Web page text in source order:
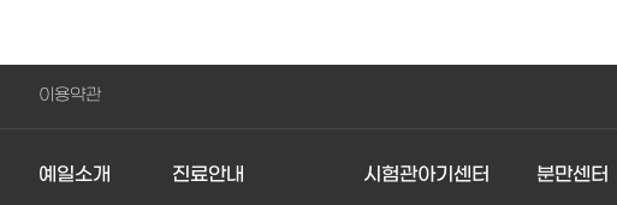
이용약관
예일소개 진료안내 시험관아기센터 분만센터